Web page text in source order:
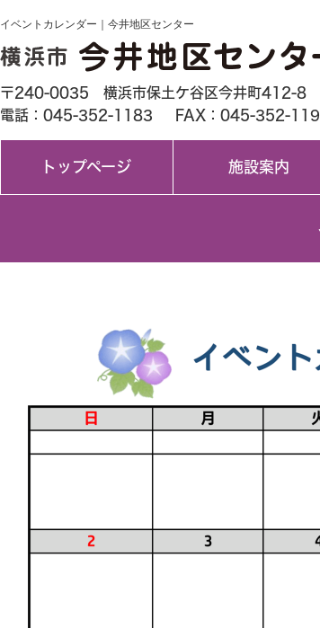
イベントカレンダー｜今井地区センター
〒240-0035 横浜市保土ケ谷区今井町412-8
電話：045-352-1183
FAX：045-352-
トップページ 施設案内